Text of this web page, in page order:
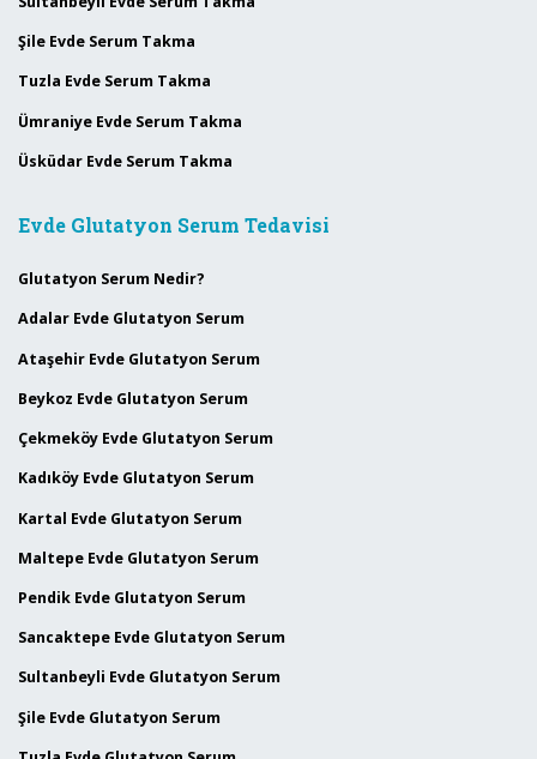
Şile Evde Serum Takma
Tuzla Evde Serum Takma
Ümraniye Evde Serum Takma
Üsküdar Evde Serum Takma
Evde Glutatyon Serum Tedavisi
Glutatyon Serum Nedir?
Adalar Evde Glutatyon Serum
Ataşehir Evde Glutatyon Serum
Beykoz Evde Glutatyon Serum
Çekmeköy Evde Glutatyon Serum
Kadıköy Evde Glutatyon Serum
Kartal Evde Glutatyon Serum
Maltepe Evde Glutatyon Serum
Pendik Evde Glutatyon Serum
Sancaktepe Evde Glutatyon Serum
Sultanbeyli Evde Glutatyon Serum
Şile Evde Glutatyon Serum